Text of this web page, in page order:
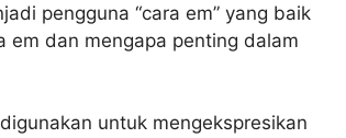
pengguna “cara em” yang baik
em dan mengapa penting dalam
untuk mengekspresikan